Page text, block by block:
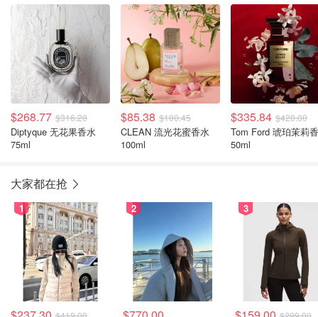
$268.77 $316.20
Diptyque 无花果香水
75ml
$85.38 $100.45
CLEAN 流光花蜜香水
100ml
$335.84 $420.00
Tom Ford 琥珀茉莉
50ml
大家都在抢
1 2 3